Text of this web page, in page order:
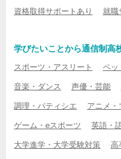
資格取得サポートあり 就職
学びたいことから通信制高
スポーツ・アスリート ペッ
音楽・ダンス 声優・芸能
調理・パティシエ アニメ・
ゲーム・eスポーツ 英語・
大学進学・大学受験対策 高